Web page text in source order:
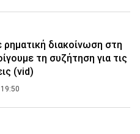
διακοίνωση στη
τη συζήτηση για τις
(vid)